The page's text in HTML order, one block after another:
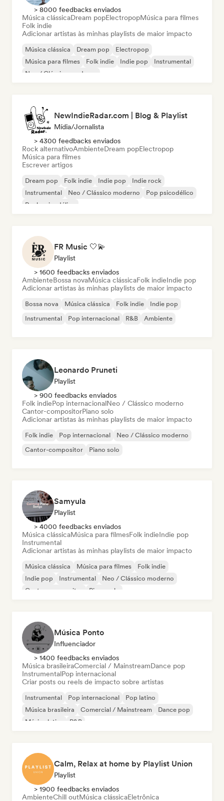
> 8000 feedbacks enviados
Música clássicaDream popElectropopMúsica para filmes
Folk indie
Adicionar artistas às minhas playlists de maior impacto
Música clássica Dream pop
Electropop
Música para filmes
Folk indie Indie pop
Instrumental
Neo / Clássico moderno
NewIndieRadar.com | Blog & Playlist
Mídia/Jornalista
> 4300 feedbacks enviados
Rock alternativoAmbienteDream popElectropop
Música para filmes
Escrever artigos
Dream pop Folk indie Indie pop
Indie rock
Instrumental
Neo / Clássico moderno
Pop psicodélico
Rock psicodélico
FR Music 🤍💫
Playlist
> 1600 feedbacks enviados
AmbienteBossa novaMúsica clássicaFolk indieIndie pop
Adicionar artistas às minhas playlists de maior impacto
Bossa nova Música clássica Folk indie
Indie pop
Instrumental
Pop internacional R&B Ambiente
Leonardo Pruneti
Playlist
> 900 feedbacks enviados
Folk indiePop internacionalNeo / Clássico moderno
Cantor-compositorPiano solo
Adicionar artistas às minhas playlists de maior impacto
Folk indie Pop internacional
Neo / Clássico moderno
Cantor-compositor
Piano solo
Samyula
Playlist
> 4000 feedbacks enviados
Música clássicaMúsica para filmesFolk indieIndie pop
Instrumental
Adicionar artistas às minhas playlists de maior impacto
Música clássica Música para filmes
Folk indie
Indie pop
Instrumental
Neo / Clássico moderno
Cantor-compositor
Piano solo
Música Ponto
Influenciador
> 1400 feedbacks enviados
Música brasileiraComercial / MainstreamDance pop
InstrumentalPop internacional
Criar posts ou reels de impacto sobre artistas
Instrumental Pop internacional
Pop latino
Música brasileira
Comercial / Mainstream
Dance pop
Música latina
R&B
Calm, Relax at home by Playlist Union
Playlist
> 1900 feedbacks enviados
AmbienteChill outMúsica clássicaEletrônica